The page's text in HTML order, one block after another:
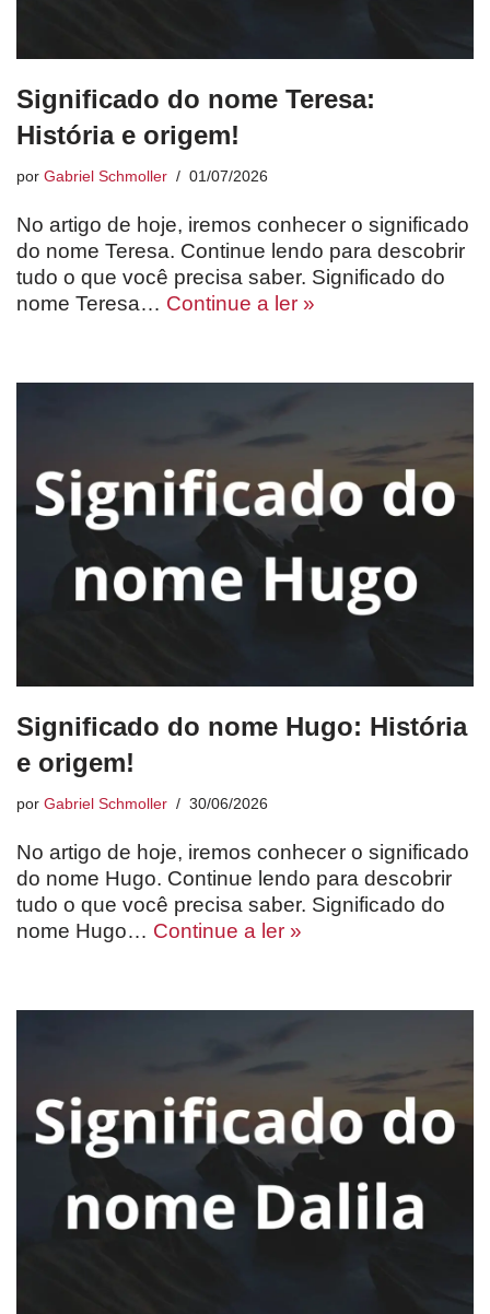
Significado do nome Teresa:
História e origem!
por Gabriel Schmoller 01/07/2026
No artigo de hoje, iremos conhecer o significado
do nome Teresa. Continue lendo para descobrir
tudo o que você precisa saber. Significado do
nome Teresa… Continue a ler »
Significado do nome Hugo: História
e origem!
por Gabriel Schmoller 30/06/2026
No artigo de hoje, iremos conhecer o significado
do nome Hugo. Continue lendo para descobrir
tudo o que você precisa saber. Significado do
nome Hugo… Continue a ler »